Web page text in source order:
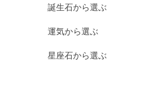
誕生石から選ぶ
運気から選ぶ
星座石から選ぶ